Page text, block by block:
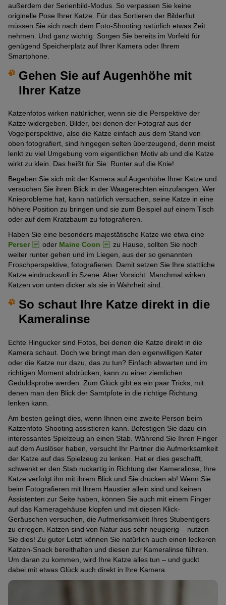
außerdem der Serienbild-Modus. So verpassen Sie keine
originelle Pose Ihrer Katze. Für das Sortieren der Bilderflut
müssen Sie sich nach dem Foto-Shooting natürlich etwas Zeit
nehmen. Und ganz wichtig: Sorgen Sie bereits im Vorfeld für
genügend Speicherplatz auf Ihrer Kamera oder Ihrem
Smartphone.
Gehen Sie auf Augenhöhe mit
Ihrer Katze
Katzenfotos wirken natürlicher, wenn sie die Perspektive der
Katze widergeben. Bilder, bei denen der Fotograf aus der
Vogelperspektive, also die Katze einfach aus dem Stand von
oben fotografiert, sind hingegen selten überzeugend, denn meist
lenkt zu viel Umgebung vom eigentlichen Motiv ab und die Katze
wirkt zu klein. Das heißt für Sie: Runter auf die Knie!
Begeben Sie sich mit der Kamera auf Augenhöhe Ihrer Katze und
versuchen Sie ihren Blick in der Waagerechten einzufangen. Wer
Knieprobleme hat, kann natürlich versuchen, seine Katze in eine
höhere Position zu bringen und sie zum Beispiel auf einem Tisch
oder auf dem Kratzbaum zu fotografieren.
Haben Sie eine besonders majestätische Katze wie etwa eine
Perser
oder Maine Coon
zu Hause, sollten Sie noch
weiter runter gehen und im Liegen, aus der so genannten
Froschperspektive, fotografieren. Damit setzen Sie Ihre stattliche
Katze eindrucksvoll in Szene. Aber Vorsicht: Manchmal wirken
Katzen von unten dicker als sie in Wahrheit sind.
So schaut Ihre Katze direkt in die
Kameralinse
Echte Hingucker sind Fotos, bei denen die Katze direkt in die
Kamera schaut. Doch wie bringt man den eigenwilligen Kater
oder die Katze nur dazu, das zu tun? Einfach abwarten und im
richtigen Moment abdrücken, kann zu einer ziemlichen
Geduldsprobe werden. Zum Glück gibt es ein paar Tricks, mit
denen man den Blick der Samtpfote in die richtige Richtung
lenken kann.
Am besten gelingt dies, wenn Ihnen eine zweite Person beim
Katzenfoto-Shooting assistieren kann. Befestigen Sie dazu ein
interessantes Spielzeug an einen Stab. Während Sie Ihren Finger
auf dem Auslöser haben, versucht Ihr Partner die Aufmerksamkeit
der Katze auf das Spielzeug zu lenken. Hat er dies geschafft,
schwenkt er den Stab ruckartig in Richtung der Kameralinse, Ihre
Katze verfolgt ihn mit ihrem Blick und Sie drücken ab! Wenn Sie
beim Fotografieren mit Ihrem Haustier allein sind und keinen
Assistenten zur Seite haben, können Sie auch mit einem Finger
auf das Kameragehäuse klopfen und mit diesen Klick-
Geräuschen versuchen, die Aufmerksamkeit Ihres Stubentigers
zu erregen. Katzen sind von Natur aus sehr neugierig – nutzen
Sie dies! Zu guter Letzt können Sie natürlich auch einen leckeren
Katzen-Snack bereithalten und diesen zur Kameralinse führen.
Um daran zu kommen, wird Ihre Katze alles tun – und guckt
dabei mit etwas Glück auch direkt in Ihre Kamera.